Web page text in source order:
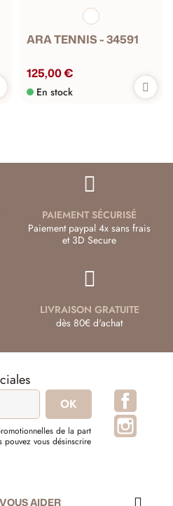
ARA TENNIS - 34591
125,00 €
En stock
PAIEMENT SÉCURISÉ
Paiement paypal 4x sans frais
et 3D Secure
LIVRAISON GRATUITE
dès 80€ d'achat
de la part
pouvez vous désinscrire
AIDER